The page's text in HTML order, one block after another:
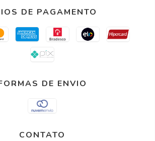
DE PAGAMENTO
DE ENVIO
CONTATO